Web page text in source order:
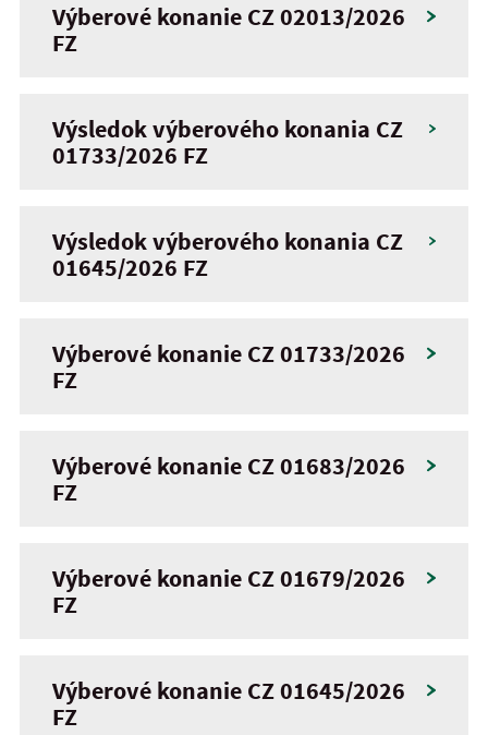
Výberové konanie CZ 02013/2026
FZ
Výsledok výberového konania CZ
01733/2026 FZ
Výsledok výberového konania CZ
01645/2026 FZ
Výberové konanie CZ 01733/2026
FZ
Výberové konanie CZ 01683/2026
FZ
Výberové konanie CZ 01679/2026
FZ
Výberové konanie CZ 01645/2026
FZ